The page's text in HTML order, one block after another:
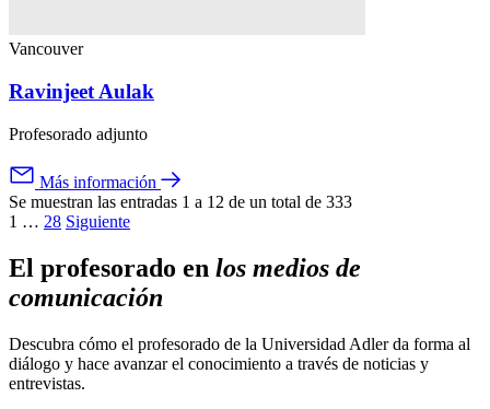
Vancouver
Ravinjeet Aulak
Profesorado adjunto
Más información
Se muestran las entradas 1 a 12 de un total de 333
1 … 28 Siguiente
El profesorado en los medios de
comunicación
Descubra cómo el profesorado de la Universidad Adler da forma al
diálogo y hace avanzar el conocimiento a través de noticias y
entrevistas.